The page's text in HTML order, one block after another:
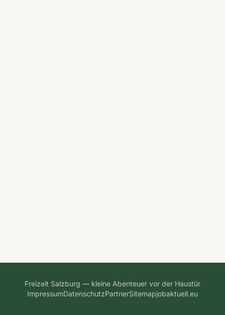
Freizeit Salzburg — kleine Abenteuer vor der Haustür
ImpressumDatenschutzPartnerSitemapjobaktuell.eu